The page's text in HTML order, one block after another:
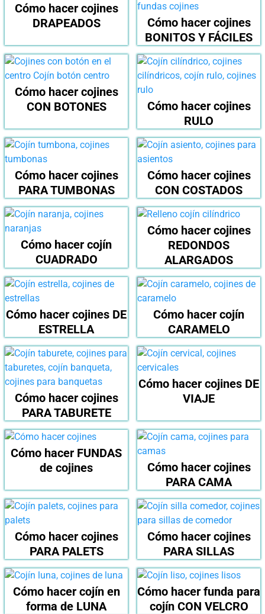
Cómo hacer cojines
DRAPEADOS
Cómo hacer cojines
BONITOS Y FÁCILES
Cómo hacer cojines
CON BOTONES
Cómo hacer cojines
RULO
Cómo hacer cojines
PARA TUMBONAS
Cómo hacer cojines
CON COSTADOS
Cómo hacer cojín
CUADRADO
Cómo hacer cojines
REDONDOS
ALARGADOS
Cómo hacer cojines DE
ESTRELLA
Cómo hacer cojín
CARAMELO
Cómo hacer cojines
PARA TABURETE
Cómo hacer cojines DE
VIAJE
Cómo hacer FUNDAS
de cojines
Cómo hacer cojines
PARA CAMA
Cómo hacer cojines
PARA PALETS
Cómo hacer cojines
PARA SILLAS
Cómo hacer cojín en
forma de LUNA
Cómo hacer funda para
cojín CON VELCRO